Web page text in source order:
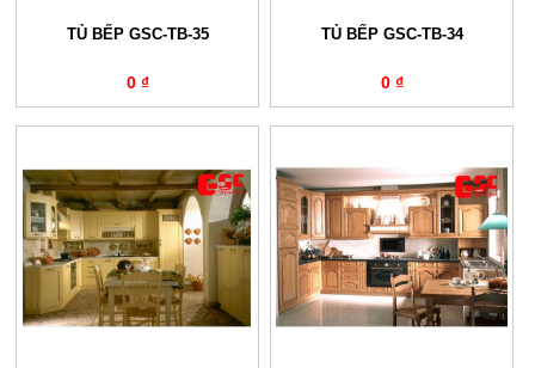
TỦ BẾP GSC-TB-35
0 ₫
TỦ BẾP GSC-TB-34
0 ₫